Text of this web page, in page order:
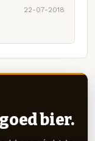
22-07-2018
bier.